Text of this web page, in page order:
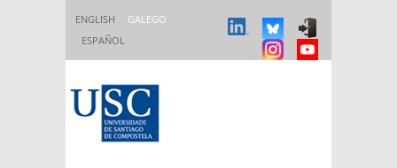
ENGLISH
GALEGO
ESPAÑOL